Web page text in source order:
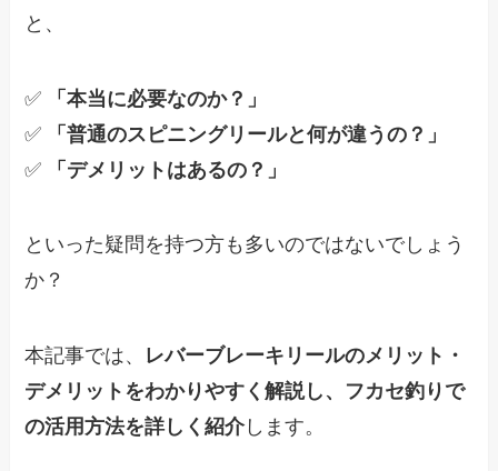
と、
✅
「本当に必要なのか？」
✅
「普通のスピニングリールと何が違うの？」
✅
「デメリットはあるの？」
といった疑問を持つ方も多いのではないでしょう
か？
本記事では、 レバーブレーキリールのメリット・
デメリットをわかりやすく解説し、フカセ釣りで
の活用方法を詳しく紹介します。